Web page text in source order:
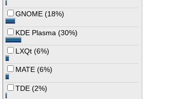
GNOME (18%)
KDE Plasma (30%)
LXQt (6%)
MATE (6%)
TDE (2%)